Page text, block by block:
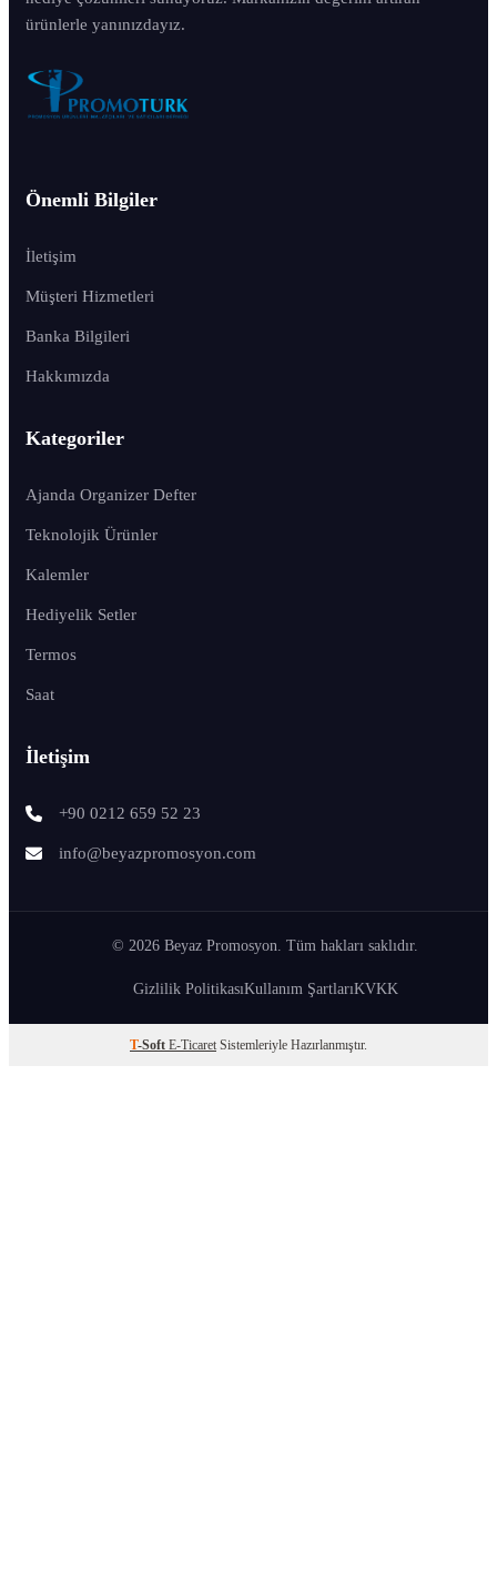
ürünlerle yanınızdayız.
Önemli Bilgiler
İletişim
Müşteri Hizmetleri
Banka Bilgileri
Hakkımızda
Kategoriler
Ajanda Organizer Defter
Teknolojik Ürünler
Kalemler
Hediyelik Setler
Termos
Saat
İletişim
+90 0212 659 52 23
info@beyazpromosyon.com
© 2026 Beyaz Promosyon. Tüm hakları saklıdır.
Gizlilik PolitikasıKullanım ŞartlarıKVKK
T-Soft E-Ticaret Sistemleriyle Hazırlanmıştır.